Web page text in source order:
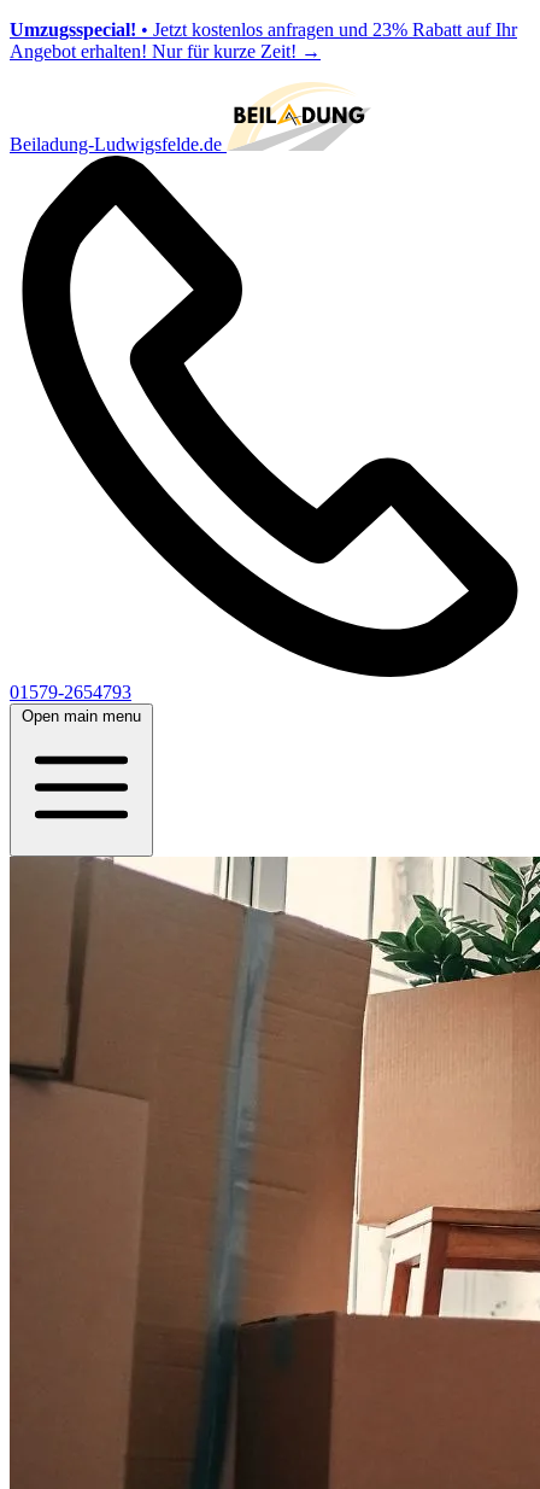
Umzugsspecial! • Jetzt kostenlos anfragen und 23% Rabatt auf Ihr
Angebot erhalten! Nur für kurze Zeit! →
Beiladung-Ludwigsfelde.de
01579-2654793
Open main menu